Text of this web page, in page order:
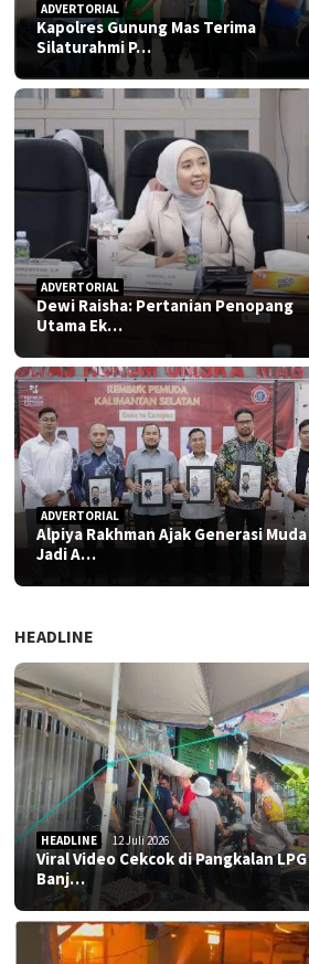
ADVERTORIAL
Kapolres Gunung Mas Terima
Silaturahmi P…
ADVERTORIAL
Dewi Raisha: Pertanian Penopang
Utama Ek…
ADVERTORIAL
Alpiya Rakhman Ajak Generasi Muda
Jadi A…
HEADLINE
HEADLINE 12 Juli 2026
Viral Video Cekcok di Pangkalan LPG
Banj…